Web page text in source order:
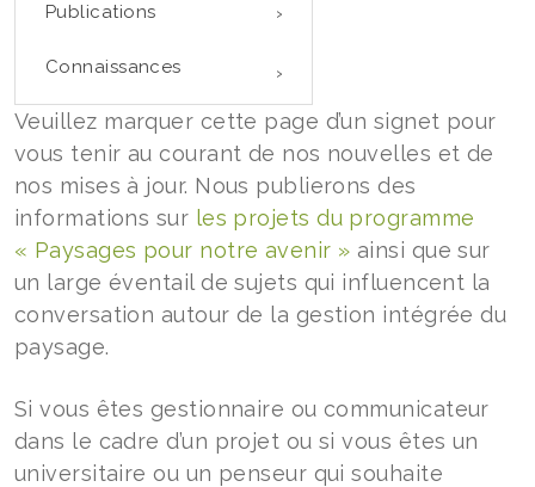
Publications
Connaissances
Veuillez marquer cette page d’un signet pour
vous tenir au courant de nos nouvelles et de
nos mises à jour. Nous publierons des
informations sur les projets du programme
« Paysages pour notre avenir » ainsi que sur
un large éventail de sujets qui influencent la
conversation autour de la gestion intégrée du
paysage.
Si vous êtes gestionnaire ou communicateur
dans le cadre d’un projet ou si vous êtes un
universitaire ou un penseur qui souhaite